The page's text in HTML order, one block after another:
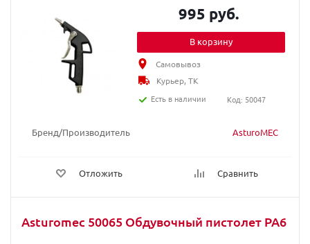
Бренд/Производитель AsturoMEC
Отложить Сравнить
995 руб.
В корзину
Самовывоз
Курьер, ТК
Есть в наличии
Код: 50047
Asturomec 50065 Обдувочный пистолет PA6